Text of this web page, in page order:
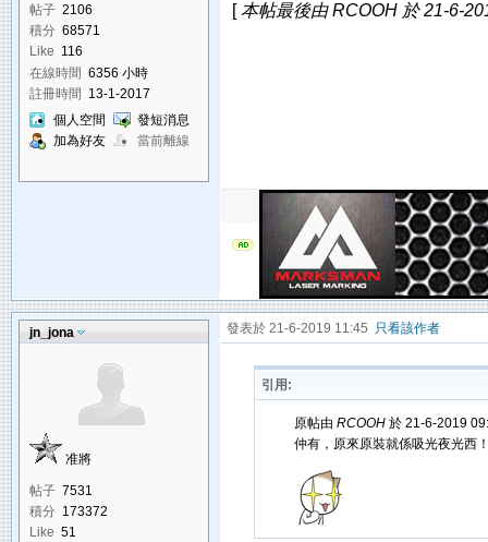
帖子 2106
積分 68571
Like 116
在線時間 6356 小時
註冊時間 13-1-2017
個人空間
發短消息
加為好友
當前離線
[本帖最後由 RCOOH 於 21-6-
jn_jona
准將
帖子 7531
積分 173372
Like 51
發表於 21-6-2019 11:45 只看該作者
引用:
原帖由 RCOOH於 21-6-2019
仲有，原來原裝就係吸光夜光西